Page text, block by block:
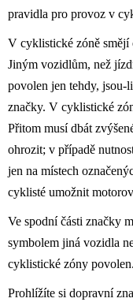
pravidla pro provoz v
V cyklistické zóně
Jiným vozidlům, než
povolen jen tehdy, jsou-
značky. V cyklistické
Přitom musí dbát
ohrozit; v případě
jen na místech
cyklisté umožnit
Ve spodní části značky
symbolem jiná vozidla
cyklistické zóny povolen.
Prohlížíte si dopravní